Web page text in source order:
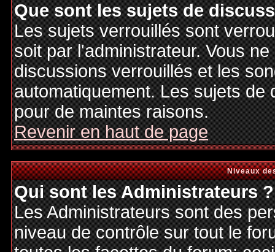
Que sont les sujets de
Les sujets verrouillés sont
soit par l'administrateur. Vous
discussions verrouillés et les
automatiquement. Les sujets
pour de maintes raisons.
Revenir en haut de page
Niveaux
Qui sont les Administrateurs ?
Les Administrateurs sont des
niveau de contrôle sur tout le